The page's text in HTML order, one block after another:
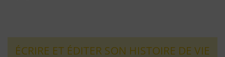
ÉCRIRE ET ÉDITER SON HISTOIRE DE VIE